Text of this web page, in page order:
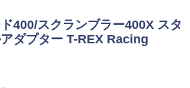
400/スクランブラー400X スタ
ダプター T-REX Racing